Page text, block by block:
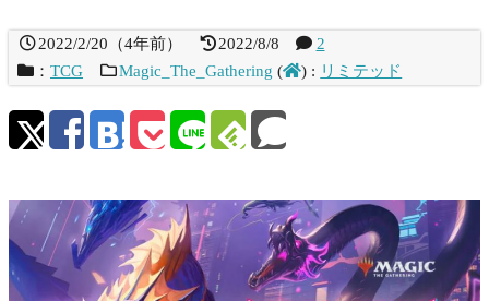
2022/2/20 （4年前） 2022/8/8
2
： TCG Magic_The_Gathering ( ) : リミテッド